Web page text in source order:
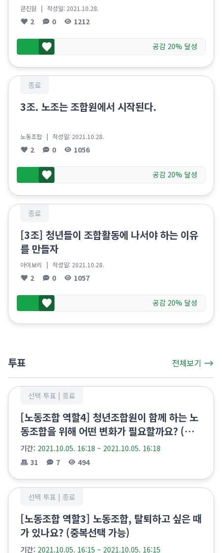
콘진원 | 작성일: 2021.10.28.
2 0 1212
공감 20% 달성
종료
3조. 노조는 조합원에서 시작된다.
노동조합 | 작성일: 2021.10.28.
2 0 1056
공감 20% 달성
종료
[3조] 청년들이 조합활동에 나서야 하는 이유
를 만들자
아이보리 | 작성일: 2021.10.28.
2 0 1057
공감 20% 달성
투표
선택 투표 | 종료
[노동조합 역할4] 청년조합원이 함께 하는 노
동조합을 위해 어떤 변화가 필요할까요? (중
복선택 가능)
기간: 2021.10.05. 16:18 ~ 2021.10.05. 16:18
31
7 494
선택 투표 | 종료
[노동조합 역할3] 노동조합, 탈퇴하고 싶은 때
가 있나요? (중복선택 가능)
기간: 2021.10.05. 16:15 ~ 2021.10.05. 16:15
전체보기